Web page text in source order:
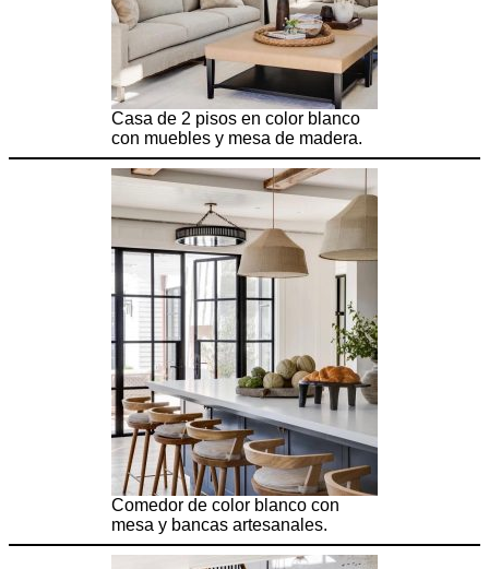
Casa de 2 pisos en color blanco
con muebles y mesa de madera.
Comedor de color blanco con
mesa y bancas artesanales.